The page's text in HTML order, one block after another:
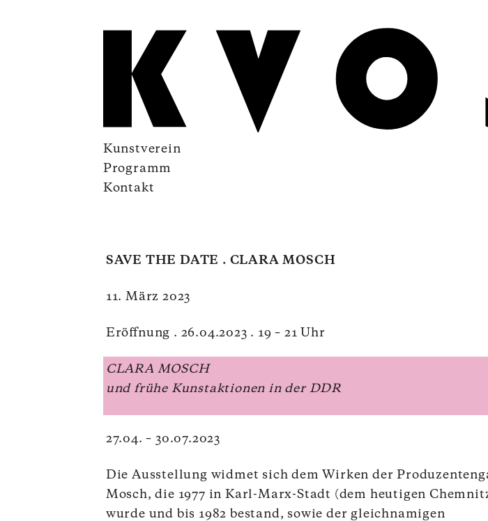
Kunstverein
Programm
Kontakt
SAVE THE DATE . CLARA MOSCH
11. März 2023
Eröffnung . 26.04.2023 . 19 – 21 Uhr
CLARA MOSCH
und frühe Kunstaktionen in der DDR
27.04. – 30.07.2023
Die Ausstellung widmet sich dem Wirken der
Mosch, die 1977 in Karl-Marx-Stadt (dem heutigen
wurde und bis 1982 bestand, sowie der gleichnamigen